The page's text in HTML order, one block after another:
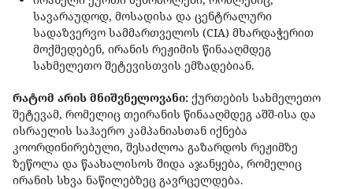
სავარაუდოდ, მოსადისა და ცენტრალური
სადაზვერვო სამმართველოს (CIA) მხარდაჭერით
მოქმედებენ, ირანის რეჟიმის წინააღმდეგ
სახმელეთო შეტევისთვის ემზადებიან.
რატომ არის მნიშვნელოვანი: ქურთების სახმელეთო
შეტევამ, რომელიც თეირანის წინააღმდეგ აშშ-ისა და
ისრაელის საჰაერო კამპანიასთან იქნება
კოორდინირებული, შესაძლოა გაზარდოს რეჟიმზე
ზეწოლა და წაახალისოს შიდა აჯანყება, რომელიც
ირანის სხვა ნაწილებზეც გავრცელდება.